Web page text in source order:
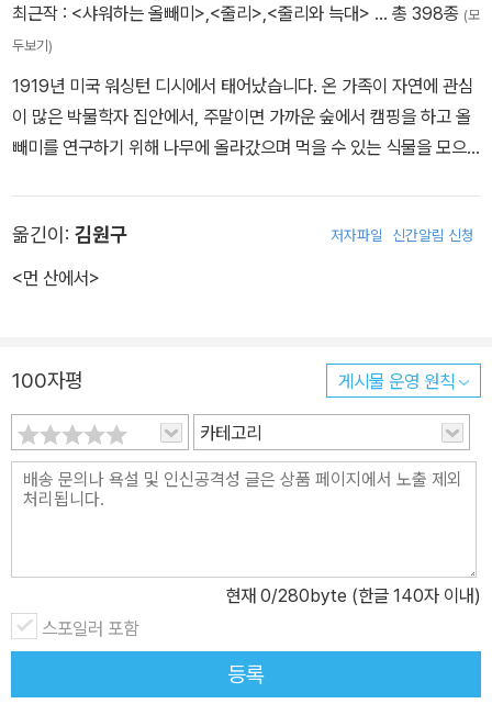
렸다. 얼른 돌팔매를 꺼내 차돌을 날렸다. 명중!
- 본문 240쪽에서
최근작 : <샤워하는 올빼미> <줄리> <줄리와 늑대> … 총 398종 (모
두보기)
1919년 미국 워싱턴 디시에서 태어났습니다. 온 가족이 자연에 관심
이 많은 박물학자 집안에서, 주말이면 가까운 숲에서 캠핑을 하고 올
빼미를 연구하기 위해 나무에 올라갔으며 먹을 수 있는 식물을 모으
일하다가 책을 쓰기 시작했습니다. 자신의 아이들과 함께 산에 오르
고 강에서 카누를 타고 사막을 걸으며, 아이들은 자연에 대해 배우고
히 동물을 소재로 한 사실적인 작품들로 이름이 높습니다. 뉴베리상
등 다양한 상을 수상했으며 《나의 산에서》, 《줄리와 늑대》등 여러 작
품이 전 세계 독자들의 사랑을 받습니다.
옮긴이: 김원구 저자파일 신간알림 신청
<먼 산에서>
100자평 게시물 운영 원칙
카테고리
현재 0/280byte (한글 140자 이내)
스포일러 포함
등록